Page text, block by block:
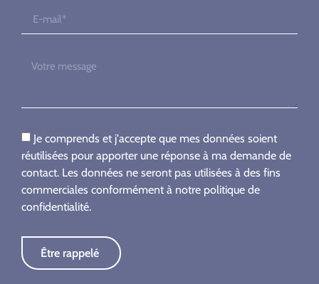
Je comprends et j'accepte que mes données soient
réutilisées pour apporter une réponse à ma demande de
contact. Les données ne seront pas utilisées à des fins
commerciales conformément à notre politique de
confidentialité.
Être rappelé